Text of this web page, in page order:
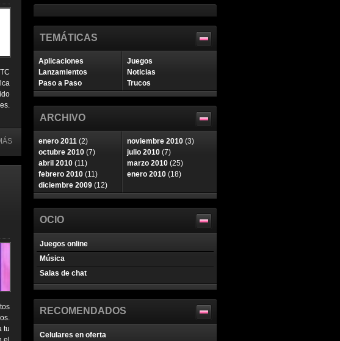
tu
TEMÁTICAS
Aplicaciones
Juegos
Lanzamientos
Noticias
Paso a Paso
Trucos
ARCHIVO
enero 2011 (2) noviembre 2010 (3)
octubre 2010 (7) julio 2010 (7)
abril 2010 (11) marzo 2010 (25)
febrero 2010 (11) enero 2010 (18)
diciembre 2009 (12)
OCIO
Juegos online
Música
Salas de chat
RECOMENDADOS
Celulares en oferta